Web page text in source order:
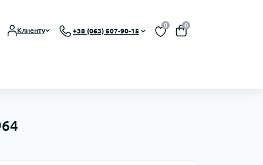
Клиенту +38 (063) 507-90-15
0 0